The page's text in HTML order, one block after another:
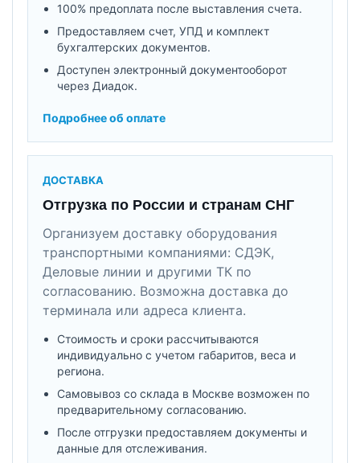
100% предоплата после выставления счета.
Предоставляем счет, УПД и комплект
бухгалтерских документов.
Доступен электронный документооборот
через Диадок.
Подробнее об оплате
ДОСТАВКА
Отгрузка по России и странам СНГ
Организуем доставку оборудования
транспортными компаниями: СДЭК,
Деловые линии и другими ТК по
согласованию. Возможна доставка до
терминала или адреса клиента.
Стоимость и сроки рассчитываются
индивидуально с учетом габаритов, веса и
региона.
Самовывоз со склада в Москве возможен по
предварительному согласованию.
После отгрузки предоставляем документы и
данные для отслеживания.